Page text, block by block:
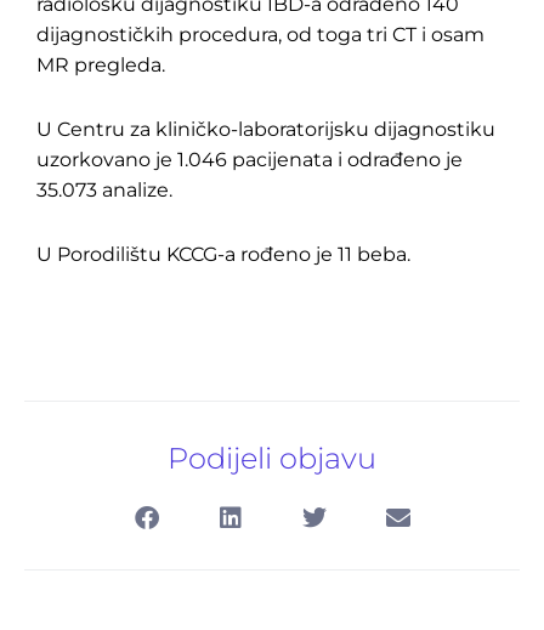
dijagnostičkih procedura, od toga tri CT i osam
MR pregleda.
U Centru za kliničko-laboratorijsku dijagnostiku
uzorkovano je 1.046 pacijenata i odrađeno je
35.073 analize.
U Porodilištu KCCG-a rođeno je 11 beba.
Podijeli objavu